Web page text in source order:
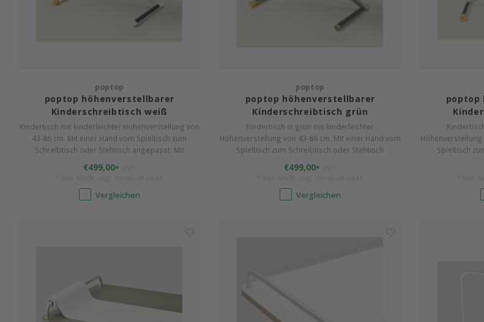
poptop
poptop höhenverstellbarer
Kinderschreibtisch weiß
Kindertisch mit kinderleichter Höhenverstellung von
43-86 cm. Mit einer Hand vom Spieltisch zum
Schreibtisch oder Stehtisch angepasst. Mit
Farbe weiß.
€499,00*
Vergleichen
poptop
poptop höhenverstellbarer
Kinderschreibtisch grün
Kindertisch in grün mit kinderleichter
Höhenverstellung von 43-86 cm. Mit einer Hand vom
Spieltisch zum Schreibtisch oder Stehtisch
x 65 cm.
€499,00*
Vergleichen
poptop
Höhenverstellung
Spieltisch